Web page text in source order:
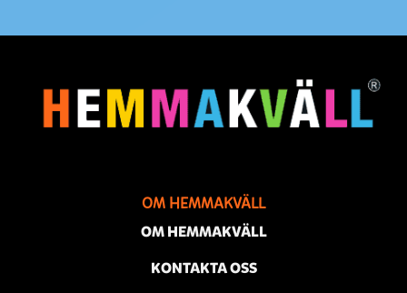
OM HEMMAKVÄLL
OM HEMMAKVÄLL
KONTAKTA OSS